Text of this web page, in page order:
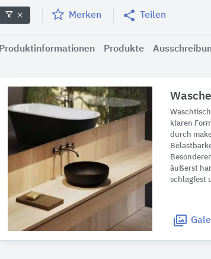
Merken Teilen
Produktinformationen Produkte
klaren
durch
äußerst
schlagfest